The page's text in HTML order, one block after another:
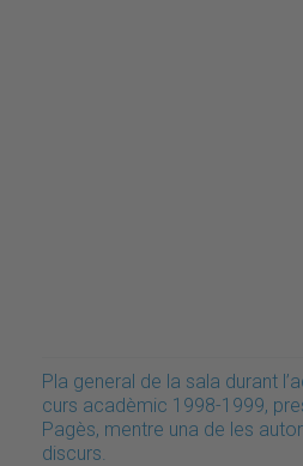
Pla general de la sala durant
curs acadèmic 1998-1999,
Pagès, mentre una de les
discurs.